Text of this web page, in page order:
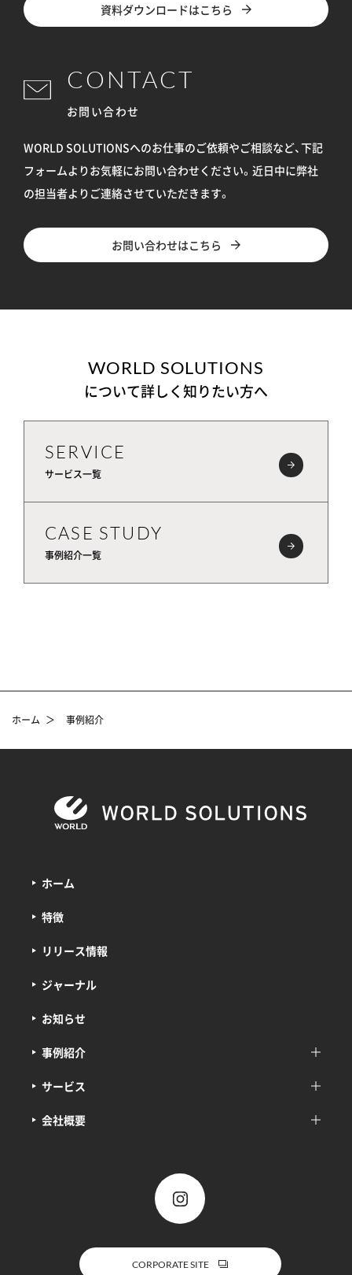
資料ダウンロードはこちら
CONTACT
お問い合わせ
WORLD SOLUTIONSへのお仕事のご依頼やご相談など、下記
フォームよりお気軽にお問い合わせください。 近日中に弊社
の担当者よりご連絡させていただきます。
お問い合わせはこちら
WORLD SOLUTIONS
について詳しく知りたい方へ
SERVICE
サービス一覧
CASE STUDY
事例紹介一覧
ホーム ＞ 事例紹介
ホーム
特徴
サービス
事例紹介
会社概要
リリース情報
ジャーナル
お知らせ
CORPORATE SITE